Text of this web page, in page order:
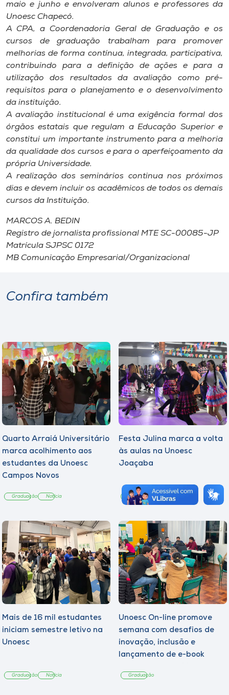
Museu
Unoesc
Store
Selecione
o idioma
maio e junho e envolveram alunos e professores da
Unoesc Chapecó.
A CPA, a Coordenadoria Geral de Graduação e os
cursos de graduação trabalham para promover
melhorias de forma contínua, integrada, participativa,
contribuindo para a definição de ações e para a
utilização dos resultados da avaliação como pré-
requisitos para o planejamento e o desenvolvimento
da instituição.
A avaliação institucional é uma exigência formal dos
órgãos estatais que regulam a Educação Superior e
constitui um importante instrumento para a melhoria
da qualidade dos cursos e para o aperfeiçoamento da
própria Universidade.
A realização dos seminários continua nos próximos
dias e devem incluir os acadêmicos de todos os demais
cursos da Instituição.
MARCOS A. BEDIN
Registro de jornalista profissional MTE SC-00085-JP
Matrícula SJPSC 0172
MB Comunicação Empresarial/Organizacional
Confira também
Quarto Arraiá Universitário
marca acolhimento aos
estudantes da Unoesc
Campos Novos
Graduação Notícia
Festa Julina marca a volta
às aulas na Unoesc
Joaçaba
Graduação Notícia
Mais de 16 mil estudantes
iniciam semestre letivo na
Unoesc
Graduação Notícia
Unoesc On-line promove
semana com desafios de
inovação, inclusão e
lançamento de e-book
Graduação